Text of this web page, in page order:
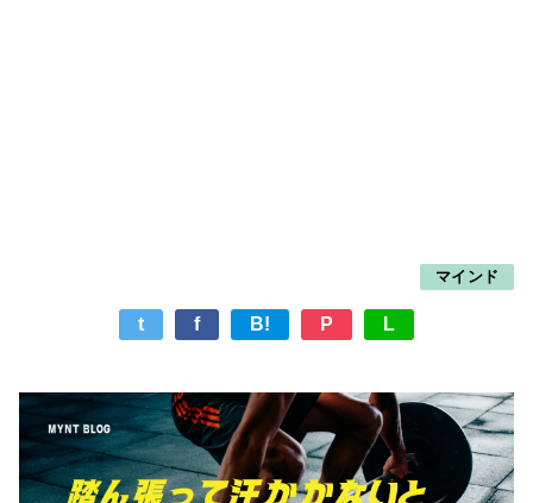
マインド
t f B! P L